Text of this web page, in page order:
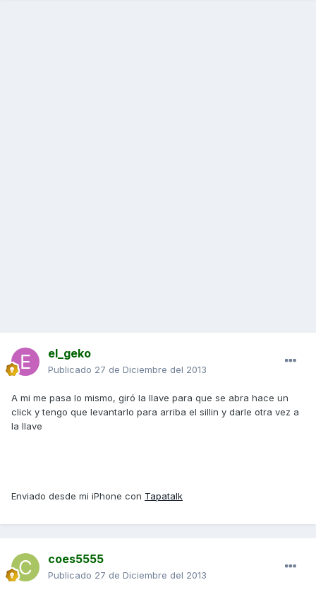
el_geko
Publicado 27 de Diciembre del 2013
A mi me pasa lo mismo, giró la llave para que se abra hace un
click y tengo que levantarlo para arriba el sillin y darle otra vez a
la llave
Enviado desde mi iPhone con Tapatalk
coes5555
Publicado 27 de Diciembre del 2013